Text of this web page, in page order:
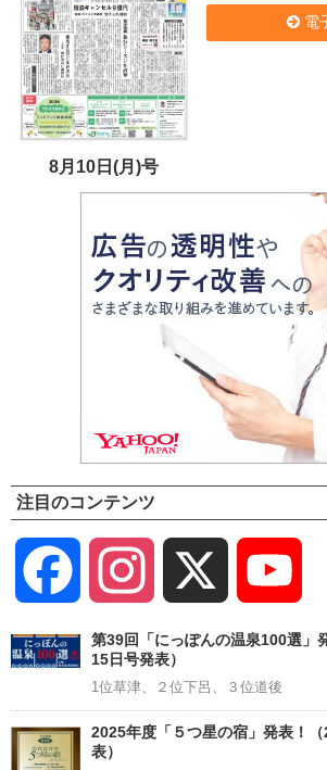
8月10日(月)号
電
注目のコンテンツ
Facebook Instagram
第39回「にっぽんの温泉100選」
15日号発表）
1位草津、２位下呂、３位道後
2025年度「５つ星の宿」発表！
表）